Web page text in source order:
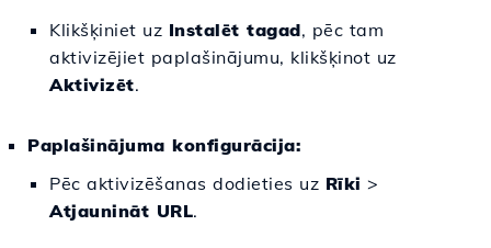
Klikšķiniet uz Instalēt tagad, pēc tam
aktivizējiet paplašinājumu, klikšķinot uz
Aktivizēt.
Paplašinājuma konfigurācija:
Pēc aktivizēšanas dodieties uz Rīki >
Atjaunināt URL.